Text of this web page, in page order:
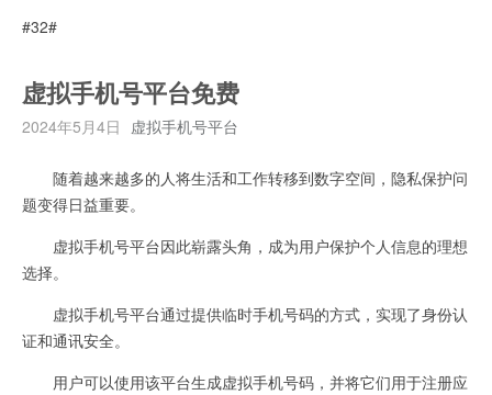
#32#
虚拟手机号平台免费
2024年5月4日 虚拟手机号平台
随着越来越多的人将生活和工作转移到数字空间，隐私保护问
题变得日益重要。
虚拟手机号平台因此崭露头角，成为用户保护个人信息的理想
选择。
虚拟手机号平台通过提供临时手机号码的方式，实现了身份认
证和通讯安全。
用户可以使用该平台生成虚拟手机号码，并将它们用于注册应